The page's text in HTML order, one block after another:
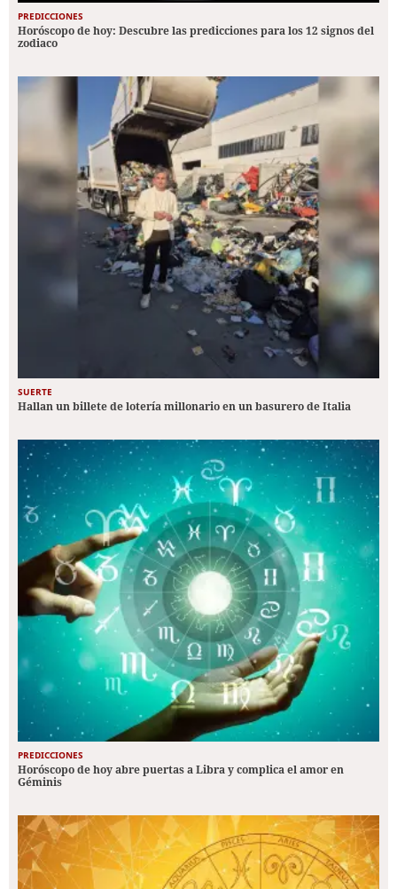
PREDICCIONES
Horóscopo de hoy: Descubre las predicciones para los 12 signos del
zodiaco
SUERTE
Hallan un billete de lotería millonario en un basurero de Italia
PREDICCIONES
Horóscopo de hoy abre puertas a Libra y complica el amor en
Géminis